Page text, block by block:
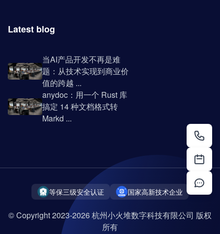
Latest blog
当AI产品开发不再是难
题：从技术实现到商业价
值的跨越 ...
anydoc：用一个 Rust 库
搞定 14 种文档格式转
Markd ...
等保三级安全认证 国家高新技术企业
© Copyright 2023-2026 杭州小火堆数字科技有限公司 版权
所有